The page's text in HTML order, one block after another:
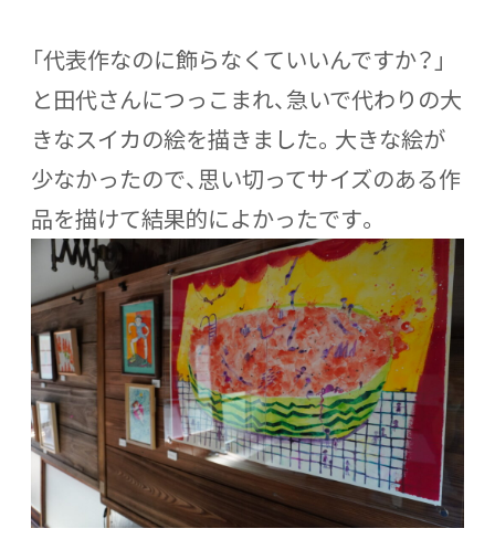
「代表作なのに飾らなくていいんですか？」
と田代さんにつっこまれ、急いで代わりの大
きなスイカの絵を描きました。大きな絵が
少なかったので、思い切ってサイズのある作
品を描けて結果的によかったです。